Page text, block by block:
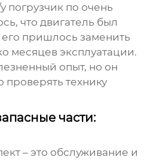
погрузчик по очень
что двигатель был
пришлось заменить
месяцев эксплуатации.
опыт, но он
проверять технику
части:
– это обслуживание и